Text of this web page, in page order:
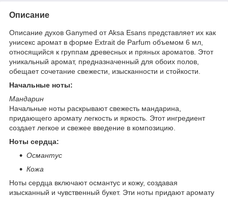
Описание
Описание духов Ganymed от Aksa Esans представляет их как
унисекс аромат в форме Extrait de Parfum объемом 6 мл,
относящийся к группам древесных и пряных ароматов. Этот
уникальный аромат, предназначенный для обоих полов,
обещает сочетание свежести, изысканности и стойкости.
Начальные ноты:
Мандарин
Начальные ноты раскрывают свежесть мандарина,
придающего аромату легкость и яркость. Этот ингредиент
создает легкое и свежее введение в композицию.
Ноты сердца:
Османтус
Кожа
Ноты сердца включают османтус и кожу, создавая
изысканный и чувственный букет. Эти ноты придают аромату